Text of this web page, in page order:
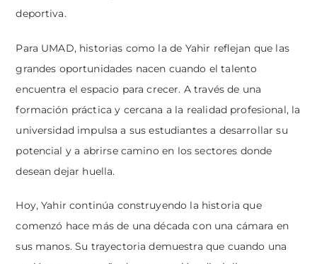
deportiva.
Para UMAD, historias como la de Yahir reflejan que las
grandes oportunidades nacen cuando el talento
encuentra el espacio para crecer. A través de una
formación práctica y cercana a la realidad profesional, la
universidad impulsa a sus estudiantes a desarrollar su
potencial y a abrirse camino en los sectores donde
desean dejar huella.
Hoy, Yahir continúa construyendo la historia que
comenzó hace más de una década con una cámara en
sus manos. Su trayectoria demuestra que cuando una